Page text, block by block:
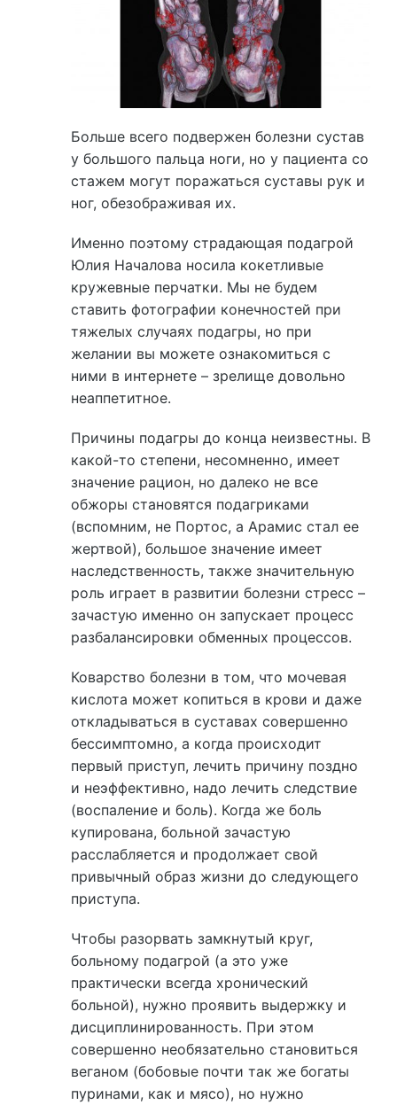
Больше всего подвержен болезни сустав
у большого пальца ноги, но у пациента со
стажем могут поражаться суставы рук и
ног, обезображивая их.
Именно поэтому страдающая подагрой
Юлия Началова носила кокетливые
кружевные перчатки. Мы не будем
ставить фотографии конечностей при
тяжелых случаях подагры, но при
желании вы можете ознакомиться с
ними в интернете – зрелище довольно
неаппетитное.
Причины подагры до конца неизвестны. В
какой-то степени, несомненно, имеет
значение рацион, но далеко не все
обжоры становятся подагриками
(вспомним, не Портос, а Арамис стал ее
жертвой), большое значение имеет
наследственность, также значительную
роль играет в развитии болезни стресс –
зачастую именно он запускает процесс
разбалансировки обменных процессов.
Коварство болезни в том, что мочевая
кислота может копиться в крови и даже
откладываться в суставах совершенно
бессимптомно, а когда происходит
первый приступ, лечить причину поздно
и неэффективно, надо лечить следствие
(воспаление и боль). Когда же боль
купирована, больной зачастую
расслабляется и продолжает свой
привычный образ жизни до следующего
приступа.
Чтобы разорвать замкнутый круг,
больному подагрой (а это уже
практически всегда хронический
больной), нужно проявить выдержку и
дисциплинированность. При этом
совершенно необязательно становиться
веганом (бобовые почти так же богаты
пуринами, как и мясо), но нужно